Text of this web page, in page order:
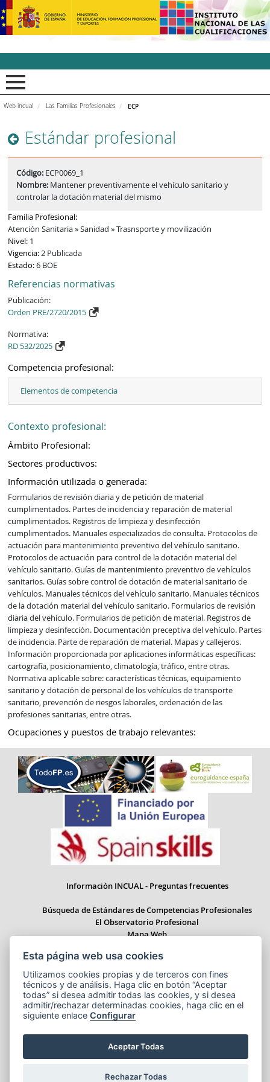
INCUAl - Instituto
Web incual Las Familias Profesionales ECP
Estándar profesional
Código: ECP0069_1
Nombre: Mantener preventivamente el vehículo sanitario y
controlar la dotación material del mismo
Familia Profesional:
Atención Sanitaria » Sanidad » Trasnsporte y movilización
Nivel: 1
Vigencia:2 Publicada
Estado:6 BOE
Referencias normativas
Publicación:
Orden PRE/2720/2015
Normativa:
RD 532/2025
Competencia profesional:
Elementos de competencia
Contexto profesional:
Ámbito Profesional:
Sectores productivos:
Información utilizada o generada:
Formularios de revisión diaria y de petición de material
cumplimentados. Partes de incidencia y reparación de material
cumplimentados. Registros de limpieza y desinfección
cumplimentados. Manuales especializados de consulta. Protocolos de
actuación para mantenimiento preventivo del vehículo sanitario.
Protocolos de actuación para control de la dotación material del
vehículo sanitario. Guías de mantenimiento preventivo de vehículos
sanitarios. Guías sobre control de dotación de material sanitario de
vehículos. Manuales técnicos del vehículo sanitario. Manuales técnicos
de la dotación material del vehículo sanitario. Formularios de revisión
diaria del vehículo. Formularios de petición de material. Registros de
limpieza y desinfección. Documentación preceptiva del vehículo. Partes
de incidencia. Parte de reparación de material. Mapas y callejeros.
Información proporcionada por aplicaciones informáticas específicas:
cartografía, posicionamiento, climatología, tráfico, entre otras.
Normativa aplicable sobre: características técnicas, equipamiento
sanitario y dotación de personal de los vehículos de transporte
sanitario, prevención de riesgos laborales, ordenación de las
profesiones sanitarias, entre otras.
Ocupaciones y puestos de trabajo relevantes:
Información INCUAL - Preguntas frecuentes
Búsqueda de Estándares de Competencias Profesionales
El Observatorio Profesional
Mapa Web
Paseo del Prado 28, 1ª Planta - 28014 Madrid
Correo electrónico: informacion.incual@educacion.gob.es
Accesibilidad
Esta página web usa cookies
Utilizamos cookies propias y de terceros con fines
técnicos y de análisis. Haga clic en botón “Aceptar
todas” si desea admitir todas las cookies, y si desea
admitir/rechazar determinadas cookies, haga clic en el
siguiente enlaceConfigurar
Aceptar Todas
Rechazar Todas